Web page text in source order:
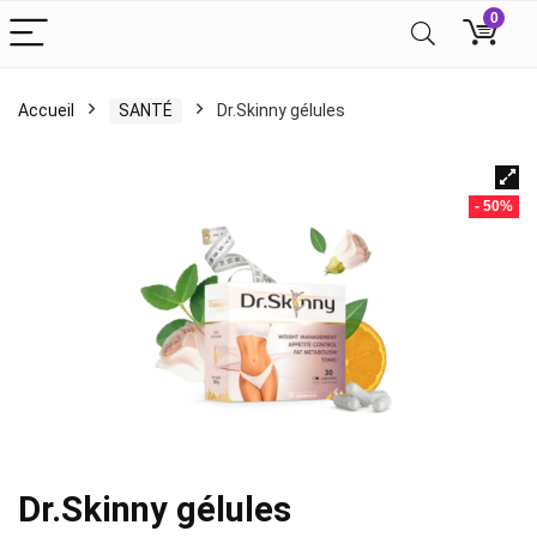
0
Accueil SANTÉ Dr.Skinny gélules
- 50%
Dr.Skinny gélules